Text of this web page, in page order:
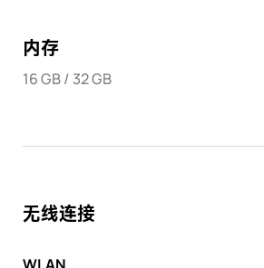
内存
16 GB / 32 GB
无线连接